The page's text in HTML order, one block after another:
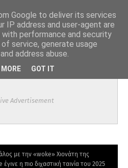
Advertisement
με την «woke» Χιονάτη της
η πιο διχαστική ταινία του 2025
Google to deliver its services
IP address and user-agent are
performance and security
service, generate usage
address abuse.
MORE GOT IT